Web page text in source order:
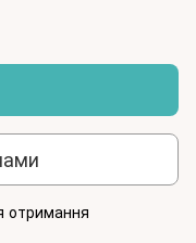
отримання